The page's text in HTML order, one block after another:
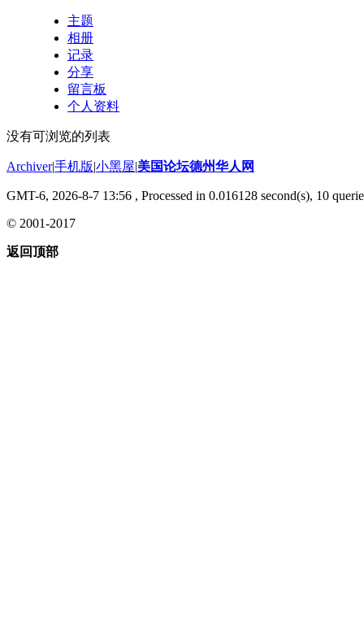
主题
相册
记录
分享
留言板
个人资料
没有可浏览的列表
Archiver|手机版|小黑屋|美国论坛德州华人网
GMT-6, 2026-8-7 13:56 , Processed in 0.016128 second(s), 10
© 2001-2017
返回顶部